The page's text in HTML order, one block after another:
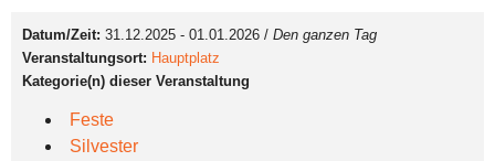
Datum/Zeit: 31.12.2025 - 01.01.2026 / Den ganzen Tag
Veranstaltungsort: Hauptplatz
Kategorie(n) dieser Veranstaltung
Feste
Silvester